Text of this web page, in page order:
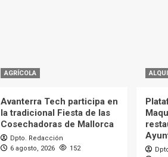
AGRÍCOLA
Avanterra Tech participa en
la tradicional Fiesta de las
Cosechadoras de Mallorca
Dpto. Redacción
6 agosto, 2026
152